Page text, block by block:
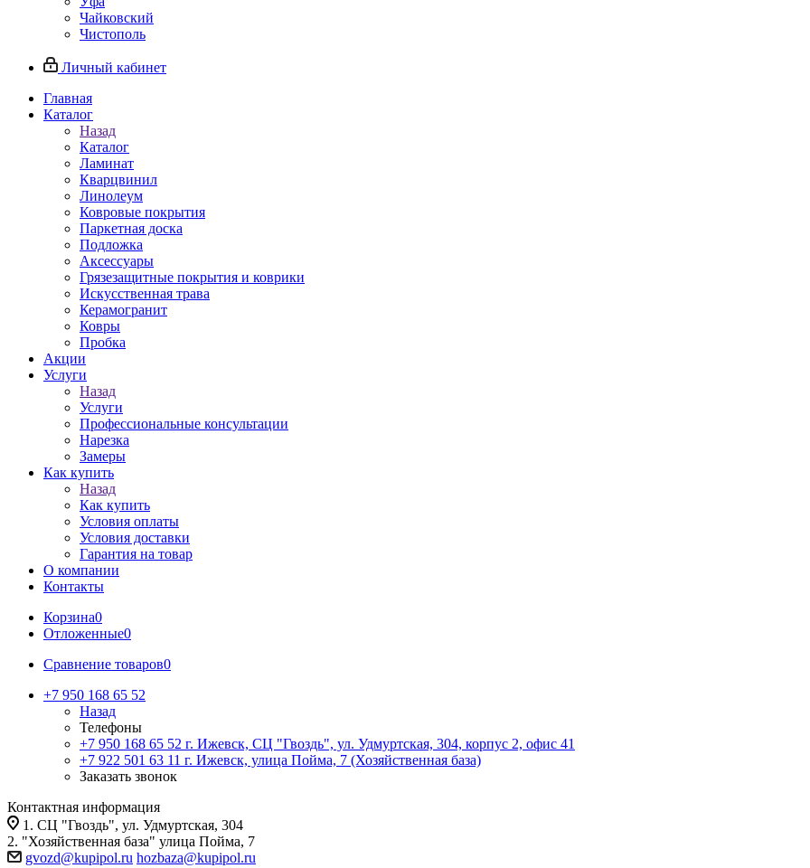
Чайковский
Чистополь
Личный кабинет
Главная
Каталог
Назад
Каталог
Ламинат
Кварцвинил
Линолеум
Ковровые покрытия
Паркетная доска
Подложка
Аксессуары
Грязезащитные покрытия и коврики
Искусственная трава
Керамогранит
Ковры
Пробка
Акции
Услуги
Назад
Услуги
Профессиональные консультации
Нарезка
Замеры
Как купить
Назад
Как купить
Условия оплаты
Условия доставки
Гарантия на товар
О компании
Контакты
Корзина0
Отложенные0
Сравнение товаров0
+7 950 168 65 52
Назад
Телефоны
+7 950 168 65 52 г. Ижевск, СЦ "Гвоздь", ул. Удмуртская, 304, корпус 2, офис 41
+7 922 501 63 11 г. Ижевск, улица Пойма, 7 (Хозяйственная база)
Заказать звонок
Контактная информация
1. СЦ "Гвоздь", ул. Удмуртская, 304
2. "Хозяйственная база" улица Пойма, 7
gvozd@kupipol.ru hozbaza@kupipol.ru